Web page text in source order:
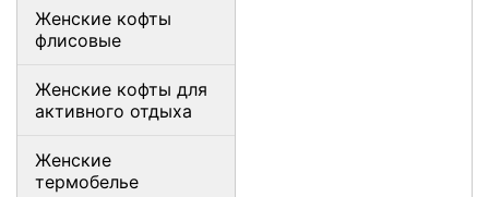
Женские кофты
флисовые
Женские кофты для
активного отдыха
Женские
термобелье